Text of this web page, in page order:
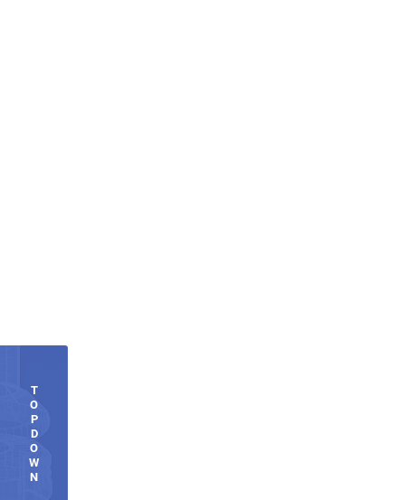
T
O
P
D
O
W
N